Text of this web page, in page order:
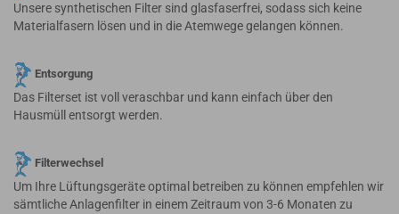
Unsere synthetischen Filter sind glasfaserfrei, sodass sich keine
Materialfasern lösen und in die Atemwege gelangen können.
Entsorgung
Das Filterset ist voll veraschbar und kann einfach über den
Hausmüll entsorgt werden.
Filterwechsel
Um Ihre Lüftungsgeräte optimal betreiben zu können empfehlen wir
sämtliche Anlagenfilter in einem Zeitraum von 3-6 Monaten zu